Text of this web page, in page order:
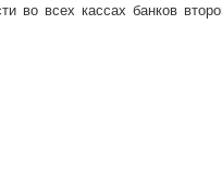
во всех кассах банков